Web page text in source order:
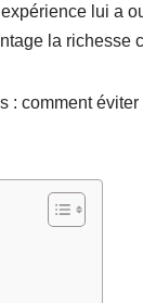
lui a
la richesse
: comment